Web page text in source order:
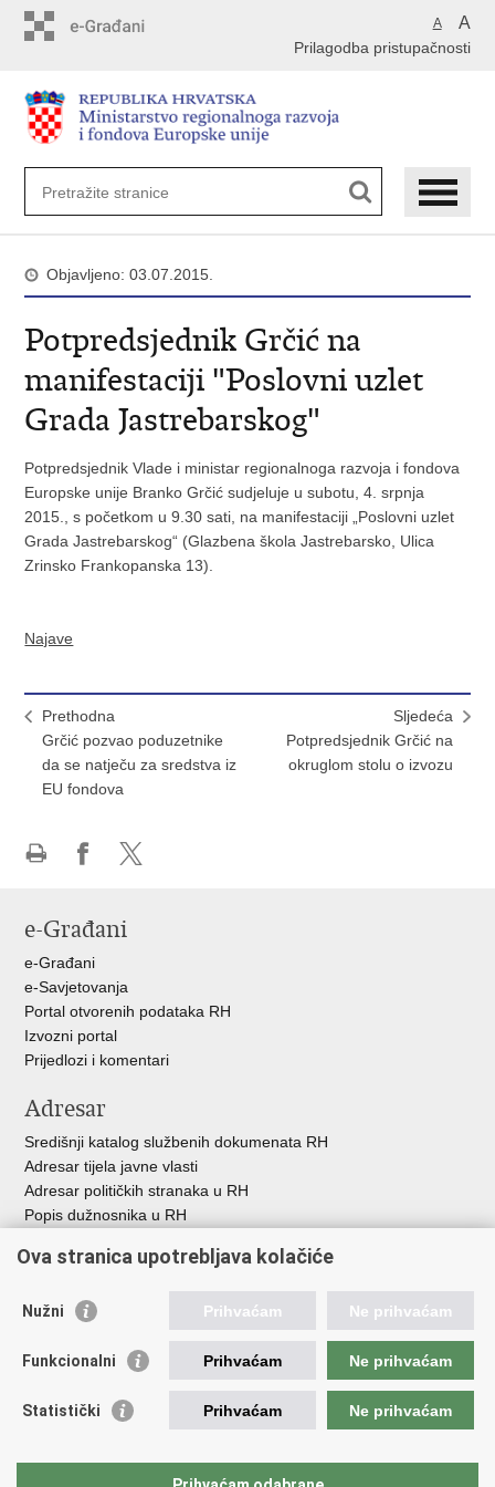
A A
Prilagodba pristupačnosti
Objavljeno: 03.07.2015.
Potpredsjednik Grčić na
manifestaciji "Poslovni uzlet
Grada Jastrebarskog"
Potpredsjednik Vlade i ministar regionalnoga razvoja i fondova
Europske unije Branko Grčić sudjeluje u subotu, 4. srpnja
2015., s početkom u 9.30 sati, na manifestaciji „Poslovni uzlet
Grada Jastrebarskog“ (Glazbena škola Jastrebarsko, Ulica
Zrinsko Frankopanska 13).
Najave
Prethodna
Grčić pozvao poduzetnike
da se natječu za sredstva iz
EU fondova
Sljedeća
Potpredsjednik Grčić na
okruglom stolu o izvozu
Facebooku
X-
e-Građani
e-Građani
e-Savjetovanja
Portal otvorenih podataka RH
Izvozni portal
Prijedlozi i komentari
Adresar
Središnji katalog službenih dokumenata RH
Adresar tijela javne vlasti
Adresar političkih stranaka u RH
Popis dužnosnika u RH
Pozivi za žurnu pomoć
Važne poveznice
Strukturni i investicijski fondovi
Središnja agencija za financiranje i ugovaranje
Predstavništvo Europske komisije u Hrvatskoj
Europski parlament
Ova stranica upotrebljava kolačiće
Nužni Prihvaćam Ne prihvaćam
Funkcionalni Prihvaćam Ne prihvaćam
Statistički Prihvaćam Ne prihvaćam